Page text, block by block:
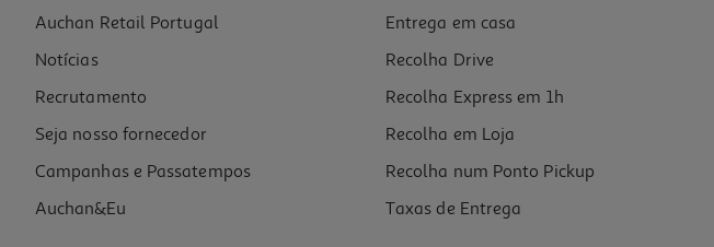
Livro O Diário De Uma Princesa Desastrada 4
14.31 €/un
14,31 €
Auchan Retail Portugal
Notícias
Recrutamento
Seja nosso fornecedor
Campanhas e Passatempos
Auchan&Eu
Entrega em casa
Recolha Drive
Recolha Express em 1h
Recolha em Loja
Recolha num Ponto Pickup
Taxas de Entrega